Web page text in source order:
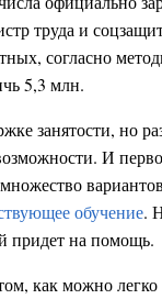
труда и
согласно
5,3 млн.
занятости, но
И
обучение.
придет на помощь.
как можно легко